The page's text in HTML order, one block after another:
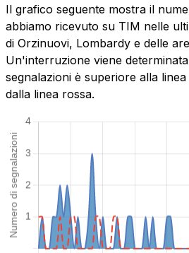
Il grafico seguente mostra il
abbiamo ricevuto su TIM nelle
di Orzinuovi, Lombardy e delle
Un'interruzione viene
segnalazioni è superiore alla
dalla linea rossa.